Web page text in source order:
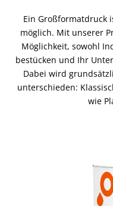
Ein Großformatdruck
möglich. Mit unserer
Möglichkeit, sowohl
bestücken und Ihr
Dabei wird
unterschieden:
wie